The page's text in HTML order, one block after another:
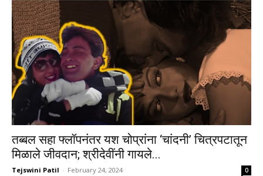
तब्बल सहा फ्लॉपनंतर यश चोप्रांना ‘चांदनी’ चित्रपटातून
मिळाले जीवदान; श्रीदेवींनी गायले...
Tejswini Patil - February 24, 2024 0